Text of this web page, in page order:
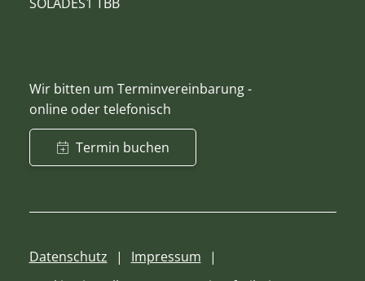
Wir bitten um Terminvereinbarung -
online oder telefonisch
Termin buchen
Datenschutz
Impressum